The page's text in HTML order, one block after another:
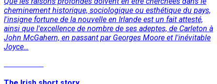
cheminement historique, sociologique ou esthétique du pays,
l'insigne fortune de la nouvelle en Irlande est un fait attesté,
ainsi que l'excellence de nombre de ses adeptes, de Carleton à
John McGahern, en passant par Georges Moore et l'inévitable
Joyce…